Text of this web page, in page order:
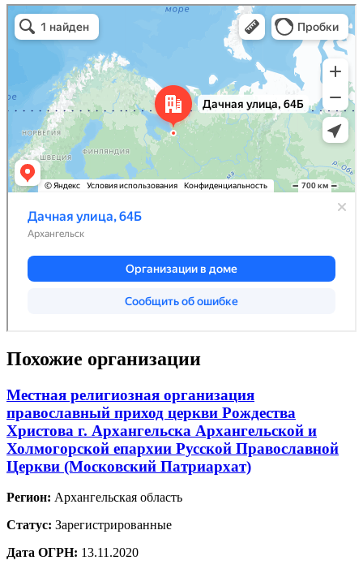
Похожие организации
Местная религиозная организация
православный приход церкви Рождества
Христова г. Архангельска Архангельской и
Холмогорской епархии Русской Православной
Церкви (Московский Патриархат)
Регион: Архангельская область
Статус: Зарегистрированные
Дата ОГРН: 13.11.2020